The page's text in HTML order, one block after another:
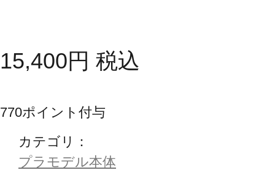
15,400円 税込
770ポイント付与
カテゴリ：
プラモデル本体